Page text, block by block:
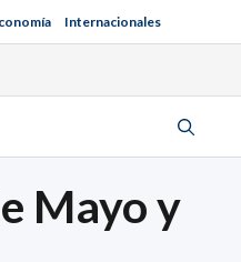
Internacionales
Mayo y